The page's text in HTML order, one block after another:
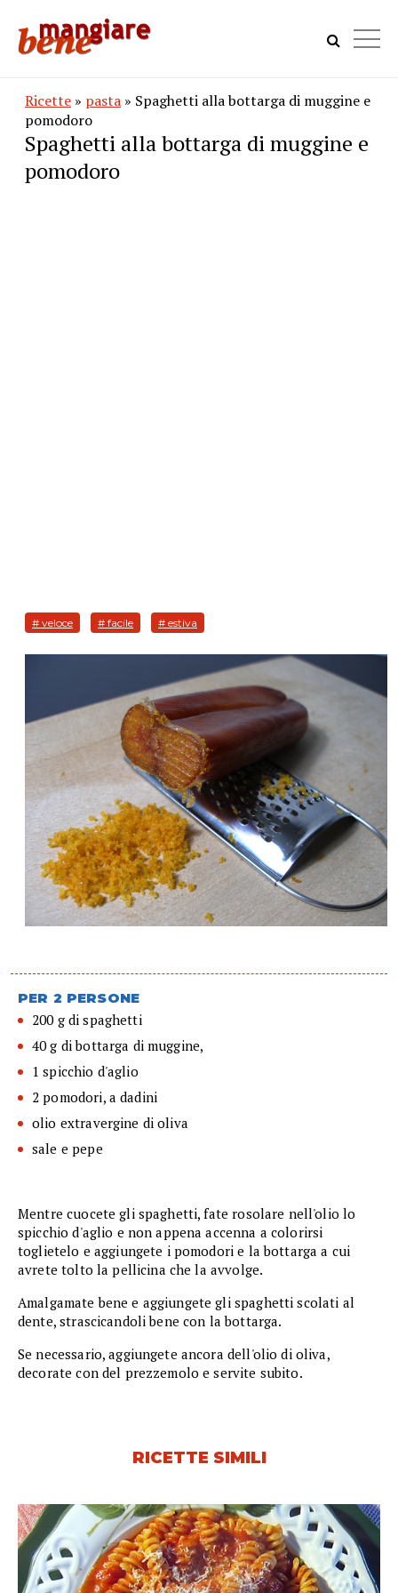
Ricette » pasta » Spaghetti alla bottarga di muggine e
pomodoro
Spaghetti alla bottarga di muggine e
pomodoro
# veloce # facile # estiva
PER 2 PERSONE
200 g di spaghetti
40 g di bottarga di muggine,
1 spicchio d'aglio
2 pomodori, a dadini
olio extravergine di oliva
sale e pepe
Mentre cuocete gli spaghetti, fate rosolare nell'olio lo
spicchio d'aglio e non appena accenna a colorirsi
toglietelo e aggiungete i pomodori e la bottarga a cui
avrete tolto la pellicina che la avvolge.
Amalgamate bene e aggiungete gli spaghetti scolati al
dente, strascicandoli bene con la bottarga.
Se necessario, aggiungete ancora dell'olio di oliva,
decorate con del prezzemolo e servite subito.
RICETTE SIMILI